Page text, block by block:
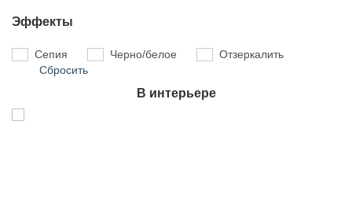
Эффекты
Сепия Черно/белое
Отзеркалить
Сбросить
В интерьере